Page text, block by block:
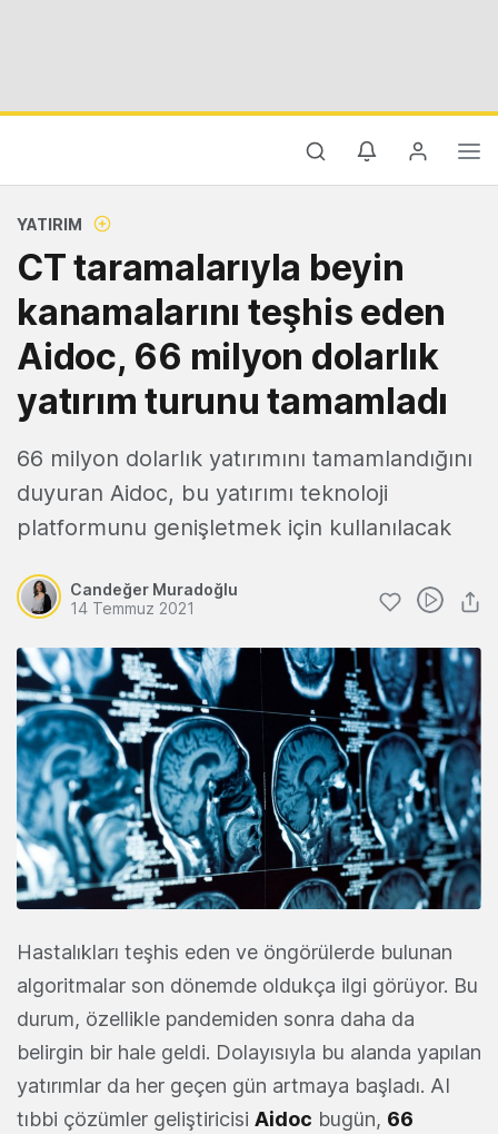
YATIRIM
CT taramalarıyla beyin
kanamalarını teşhis eden
Aidoc, 66 milyon dolarlık
yatırım turunu tamamladı
66 milyon dolarlık yatırımını tamamlandığını
duyuran Aidoc, bu yatırımı teknoloji
platformunu genişletmek için kullanılacak
Candeğer Muradoğlu
14 Temmuz 2021
Hastalıkları teşhis eden ve öngörülerde bulunan
algoritmalar son dönemde oldukça ilgi görüyor. Bu
durum, özellikle pandemiden sonra daha da
belirgin bir hale geldi. Dolayısıyla bu alanda yapılan
yatırımlar da her geçen gün artmaya başladı. AI
tıbbi çözümler geliştiricisi Aidoc bugün, 66